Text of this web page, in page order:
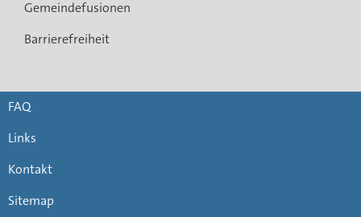
Gemeindefusionen
Barrierefreiheit
FAQ
Links
Kontakt
Sitemap